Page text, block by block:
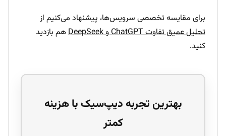
برای مقایسه تخصصی سرویس‌ها، پیشنهاد می‌کنیم از
تحلیل عمیق تفاوت ChatGPT و DeepSeek
هم بازدید
کنید.
بهترین تجربه دیپ‌سیک با هزینه
کمتر